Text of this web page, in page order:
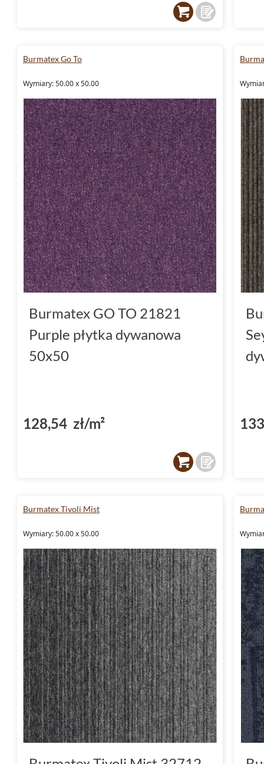
Burmatex Go To
Wymiary: 50.00 x 50.00
Burmatex GO TO 21821
Purple płytka dywanowa
50x50
128,54 zł/m²
Burmatex Tivoli Mist
Wymiary: 50.00 x 50.00